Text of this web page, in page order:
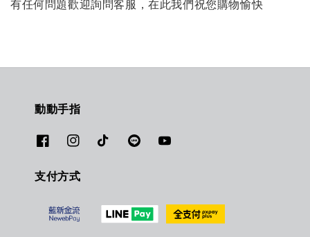
有任何問題歡迎詢問客服，在此我們祝您購物愉快
動動手指
支付方式